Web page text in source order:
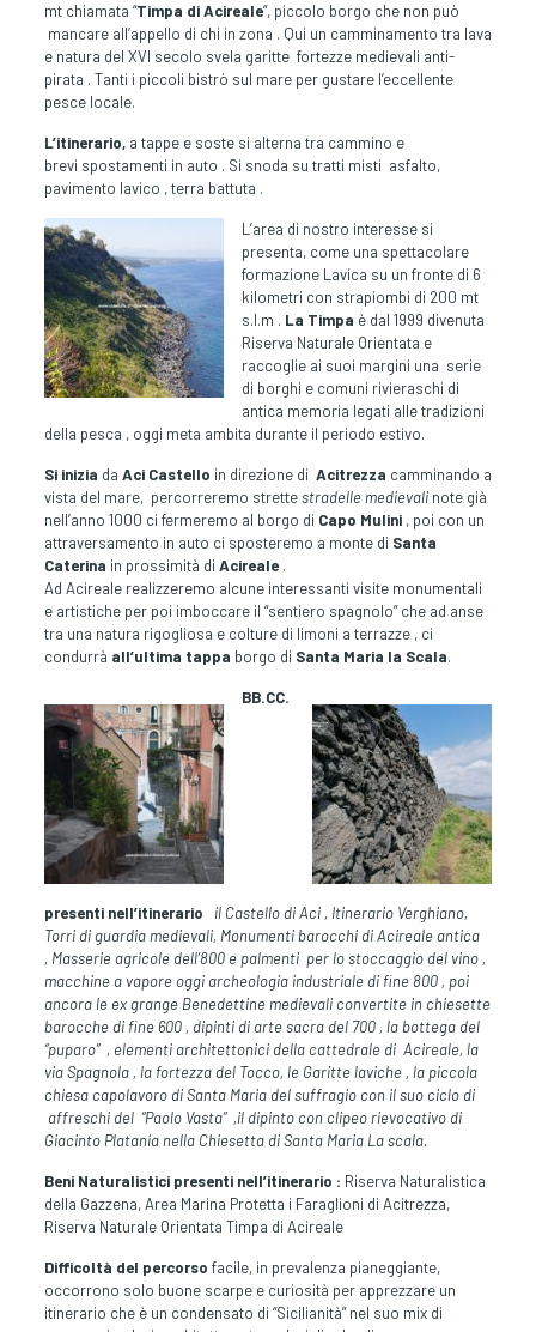
mt chiamata “Timpa di Acireale“, piccolo borgo che non può
mancare all’appello di chi in zona . Qui un camminamento tra lava
e natura del XVI secolo svela garitte fortezze medievali anti-
pirata . Tanti i piccoli bistrò sul mare per gustare l’eccellente
pesce locale.
L’itinerario, a tappe e soste si alterna tra cammino e
brevi spostamenti in auto . Si snoda su tratti misti asfalto,
pavimento lavico , terra battuta .
L’area di nostro interesse si
presenta, come una spettacolare
formazione Lavica su un fronte di 6
kilometri con strapiombi di 200 mt
s.l.m . La Timpa è dal 1999 divenuta
Riserva Naturale Orientata e
raccoglie ai suoi margini una serie
di borghi e comuni rivieraschi di
antica memoria legati alle tradizioni
della pesca , oggi meta ambita durante il periodo estivo.
Si inizia da Aci Castello in direzione di Acitrezza camminando a
vista del mare, percorreremo strettestradelle medievalinote già
nell’anno 1000 ci fermeremo al borgo di Capo Mulini, poi con un
attraversamento in auto ci sposteremo a monte di Santa
Caterina in prossimità di Acireale.
Ad Acireale realizzeremo alcune interessanti visite monumentali
e artistiche per poi imboccare il “sentiero spagnolo” che ad anse
tra una natura rigogliosa e colture di limoni a terrazze , ci
condurrà all’ultima tappa borgo di Santa Maria la Scala.
BB.CC.
presenti nell’itinerario il Castello di Aci , Itinerario Verghiano,
Torri di guardia medievali, Monumenti barocchi di Acireale antica
, Masserie agricole dell’800 e palmenti per lo stoccaggio del vino ,
macchine a vapore oggi archeologia industriale di fine 800 , poi
ancora le ex grange Benedettine medievali convertite in chiesette
barocche di fine 600 , dipinti di arte sacra del 700 , la bottega del
“puparo” , elementi architettonici della cattedrale di Acireale, la
via Spagnola , la fortezza del Tocco, le Garitte laviche , la piccola
chiesa capolavoro di Santa Maria del suffragio con il suo ciclo di
affreschi del “Paolo Vasta” ,il dipinto con clipeo rievocativo di
Giacinto Platania nella Chiesetta di Santa Maria La scala.
Beni Naturalistici presenti nell’itinerario : Riserva Naturalistica
della Gazzena, Area Marina Protetta i Faraglioni di Acitrezza,
Riserva Naturale Orientata Timpa di Acireale
Difficoltà del percorso facile, in prevalenza pianeggiante,
occorrono solo buone scarpe e curiosità per apprezzare un
itinerario che è un condensato di “Sicilianità” nel suo mix di